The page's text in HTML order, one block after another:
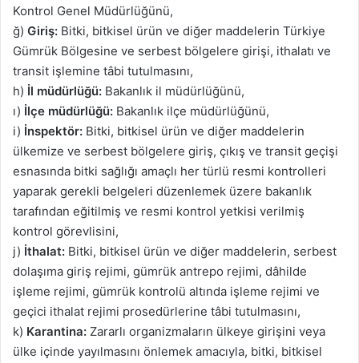
Kontrol Genel Müdürlüğünü,
ğ) Giriş: Bitki, bitkisel ürün ve diğer maddelerin Türkiye
Gümrük Bölgesine ve serbest bölgelere girişi, ithalatı ve
transit işlemine tâbi tutulmasını,
h) İl müdürlüğü: Bakanlık il müdürlüğünü,
ı) İlçe müdürlüğü: Bakanlık ilçe müdürlüğünü,
i) İnspektör: Bitki, bitkisel ürün ve diğer maddelerin
ülkemize ve serbest bölgelere giriş, çıkış ve transit geçişi
esnasında bitki sağlığı amaçlı her türlü resmi kontrolleri
yaparak gerekli belgeleri düzenlemek üzere bakanlık
tarafından eğitilmiş ve resmi kontrol yetkisi verilmiş
kontrol görevlisini,
j) İthalat: Bitki, bitkisel ürün ve diğer maddelerin, serbest
dolaşıma giriş rejimi, gümrük antrepo rejimi, dâhilde
işleme rejimi, gümrük kontrolü altında işleme rejimi ve
geçici ithalat rejimi prosedürlerine tâbi tutulmasını,
k) Karantina: Zararlı organizmaların ülkeye girişini veya
ülke içinde yayılmasını önlemek amacıyla, bitki, bitkisel